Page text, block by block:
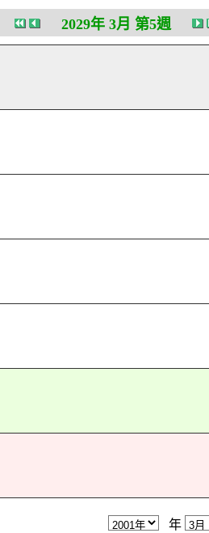
2029年 3月 第5週
年